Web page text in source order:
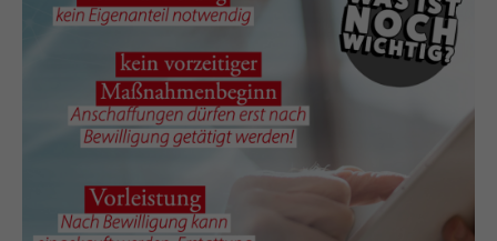
https://policies.google.com/privacy